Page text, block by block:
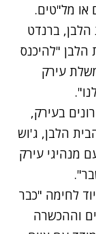
מל"טים.
הלבן, ברנדט
הלבן "להיכנס
עירק
בעירק,
הלבן, ג'וש
מנהיגי עירק
לחימה "כבר
וההכשרה